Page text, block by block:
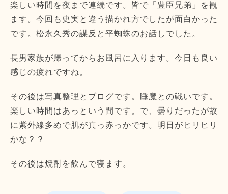
楽しい時間を夜まで連続です。皆で「豊臣兄弟」を観
ます。今回も史実と違う描かれ方でしたが面白かった
です。松永久秀の謀反と平蜘蛛のお話しでした。
長男家族が帰ってからお風呂に入ります。今日も良い
感じの疲れですね。
その後は写真整理とブログです。睡魔との戦いです。
楽しい時間はあっという間です。で、曇りだったが故
に紫外線多めで肌が真っ赤っかです。明日がヒリヒリ
かな？？
その後は焼酎を飲んで寝ます。